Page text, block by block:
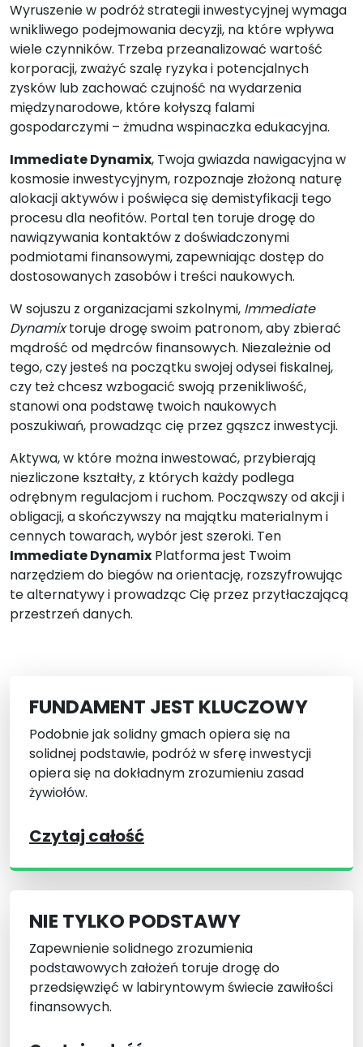
Wyruszenie w podróż strategii inwestycyjnej wymaga
wnikliwego podejmowania decyzji, na które wpływa
wiele czynników. Trzeba przeanalizować wartość
korporacji, zważyć szalę ryzyka i potencjalnych
zysków lub zachować czujność na wydarzenia
międzynarodowe, które kołyszą falami
gospodarczymi – żmudna wspinaczka edukacyjna.
Immediate Dynamix, Twoja gwiazda nawigacyjna w
kosmosie inwestycyjnym, rozpoznaje złożoną naturę
alokacji aktywów i poświęca się demistyfikacji tego
procesu dla neofitów. Portal ten toruje drogę do
nawiązywania kontaktów z doświadczonymi
podmiotami finansowymi, zapewniając dostęp do
dostosowanych zasobów i treści naukowych.
W sojuszu z organizacjami szkolnymi, Immediate
Dynamixtoruje drogę swoim patronom, aby zbierać
mądrość od mędrców finansowych. Niezależnie od
tego, czy jesteś na początku swojej odysei fiskalnej,
czy też chcesz wzbogacić swoją przenikliwość,
stanowi ona podstawę twoich naukowych
poszukiwań, prowadząc cię przez gąszcz inwestycji.
Aktywa, w które można inwestować, przybierają
niezliczone kształty, z których każdy podlega
odrębnym regulacjom i ruchom. Począwszy od akcji i
obligacji, a skończywszy na majątku materialnym i
cennych towarach, wybór jest szeroki. Ten
Immediate Dynamix Platforma jest Twoim
narzędziem do biegów na orientację, rozszyfrowując
te alternatywy i prowadząc Cię przez przytłaczającą
przestrzeń danych.
FUNDAMENT JEST KLUCZOWY
Podobnie jak solidny gmach opiera się na
solidnej podstawie, podróż w sferę inwestycji
opiera się na dokładnym zrozumieniu zasad
żywiołów.
Czytaj całość
NIE TYLKO PODSTAWY
Zapewnienie solidnego zrozumienia
podstawowych założeń toruje drogę do
przedsięwzięć w labiryntowym świecie zawiłości
finansowych.